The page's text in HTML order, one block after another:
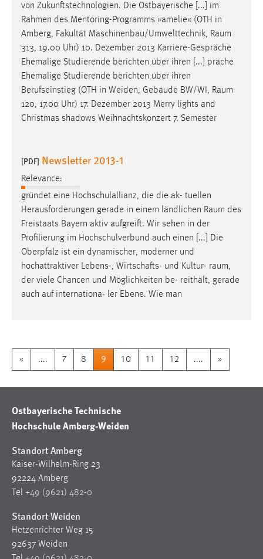
von Zukunftstechnologien. Die Ostbayerische [...] im
Rahmen des Mentoring-Programms »amelie« (OTH in
Amberg, Fakultät Maschinenbau/Umwelttechnik, Raum
313, 19.00 Uhr) 10. Dezember 2013 Karriere-Gespräche
Ehemalige Studierende berichten über ihren [...] präche
Ehemalige Studierende berichten über ihren
Berufseinstieg (OTH in Weiden, Gebäude BW/WI, Raum
120, 17.00 Uhr) 17. Dezember 2013 Merry lights and
Christmas shadows Weihnachtskonzert 7. Semester
[PDF] Newsletter 2013-1
Relevance:
gründet eine Hochschulallianz, die die ak- tuellen
Herausforderungen gerade in einem ländlichen Raum des
Freistaats Bayern aktiv aufgreift. Wir sehen in der
Profilierung im Hochschulverbund auch einen [...] Die
Oberpfalz ist ein dynamischer, moderner und
hochattraktiver Lebens-, Wirtschafts- und Kultur- raum,
der viele Chancen und Möglichkeiten be- reithält, gerade
auch auf internationa- ler Ebene. Wie man
« .... 7 8 9 10 11 12 .... »
Ostbayerische Technische
Hochschule Amberg-Weiden
Standort Amberg
Kaiser-Wilhelm-Ring 23
92224 Amberg
Tel +49 (9621) 482-0
Standort Weiden
Hetzenrichter Weg 15
92637 Weiden